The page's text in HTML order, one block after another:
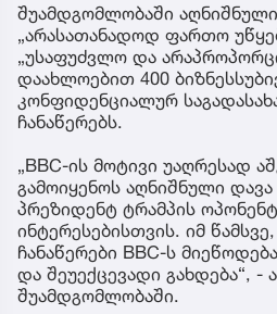
შუამდგომლობაში
„არასათანადოდ ფართო
„უსაფუძვლო და
დაახლოებით 400
კონფიდენციალურ
ჩანაწერებს.
„BBC-ის მოტივი უაღრესად
გამოიყენოს აღნიშნული
პრეზიდენტ ტრამპის
ინტერესებისთვის. იმ
ჩანაწერები BBC-ს
და შეუექცევადი გახდება“, -
შუამდგომლობაში.